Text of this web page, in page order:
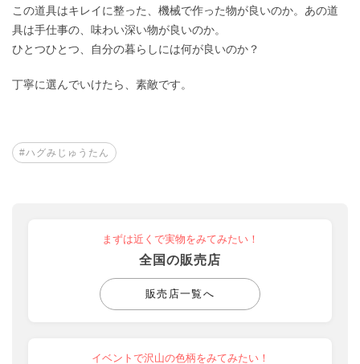
この道具はキレイに整った、機械で作った物が良いのか。あの道
具は手仕事の、味わい深い物が良いのか。
ひとつひとつ、自分の暮らしには何が良いのか？
丁寧に選んでいけたら、素敵です。
#ハグみじゅうたん
まずは近くで実物をみてみたい！
全国の販売店
販売店一覧へ
イベントで沢山の色柄をみてみたい！